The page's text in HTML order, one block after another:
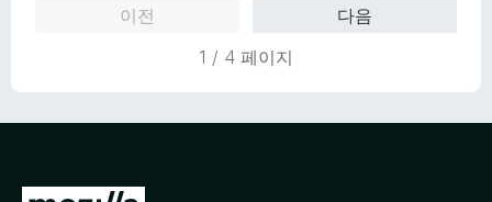
이전
다음
1 / 4 페이지